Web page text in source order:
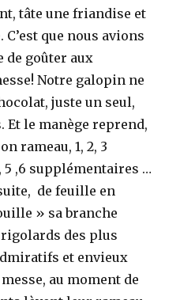
tâte une friandise et
que nous avions
de goûter aux
Notre galopin ne
juste un seul,
Et le manège reprend,
rameau, 1, 2, 3
,6 supplémentaires …
de feuille en
» sa branche
rigolards des plus
et envieux
au moment de